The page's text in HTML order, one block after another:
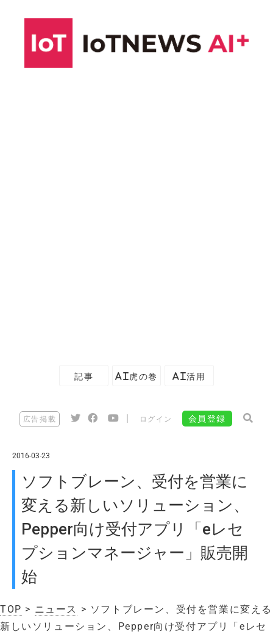
記事 AI虎の巻 AI活用
広告掲載 ログイン 会員登録
2016-03-23
ソフトブレーン、受付を営業に
変える新しいソリューション、
Pepper向け受付アプリ「eレセ
プションマネージャー」販売開
始
TOP > ニュース > ソフトブレーン、受付を営業に変える
新しいソリューション、Pepper向け受付アプリ「eレセ